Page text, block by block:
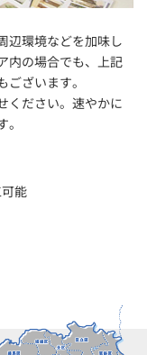
辺環境などを加味し
内の場合でも、上記
ざいます。
ださい。 速やかに
能